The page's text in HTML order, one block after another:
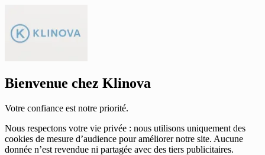
Bienvenue chez Klinova
Votre confiance est notre priorité.
Nous respectons votre vie privée : nous utilisons uniquement des
cookies de mesure d’audience pour améliorer notre site. Aucune
donnée n’est revendue ni partagée avec des tiers publicitaires.